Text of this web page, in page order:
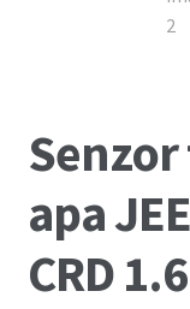
apa
CRD